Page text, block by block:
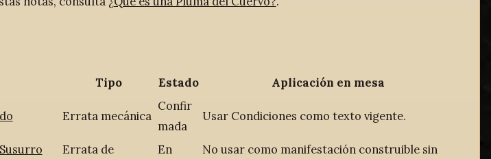
Tipo Estado Aplicación en mesa
Errata mecánica
Confir
mada
Usar Condiciones como texto vigente.
Errata de
En
No usar como manifestación construible sin